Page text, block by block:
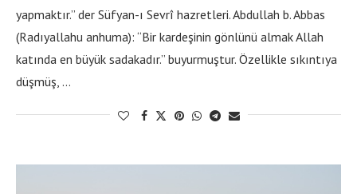
yapmaktır.” der Süfyan-ı Sevrî hazretleri. Abdullah b. Abbas
(Radıyallahu anhuma): “Bir kardeşinin gönlünü almak Allah
katında en büyük sadakadır.” buyurmuştur. Özellikle sıkıntıya
düşmüş, …